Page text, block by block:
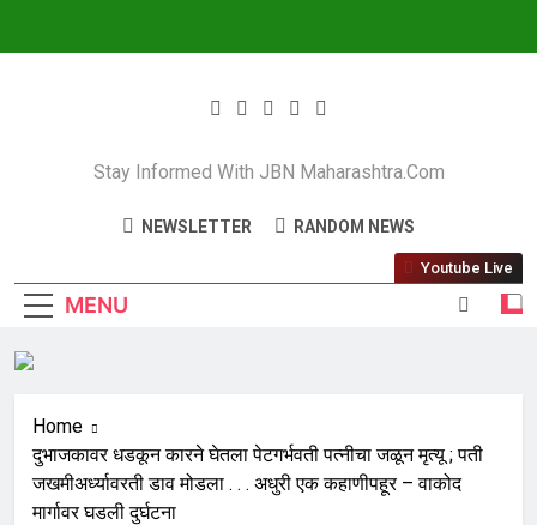
JBN Maharashtra
Stay Informed With JBN Maharashtra.com
NEWSLETTER RANDOM NEWS
MENU
Youtube Live
Home
दुभाजकावर धडकून कारने घेतला पेटगर्भवती पत्नीचा जळून मृत्यू ; पती
जखमीअर्ध्यावरती डाव मोडला . . . अधुरी एक कहाणीपहूर – वाकोद
मार्गावर घडली दुर्घटना